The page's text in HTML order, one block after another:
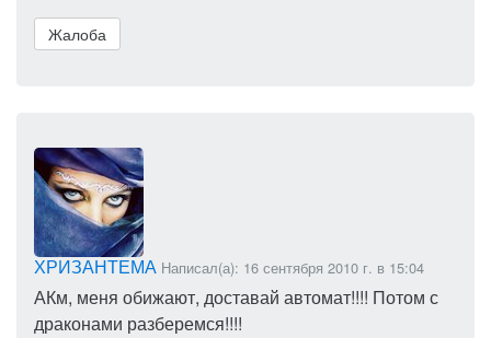
Жалоба
ХРИЗАНТЕМА Написал(а): 16 сентября 2010 г. в 15:04
АКм, меня обижают, доставай автомат!!!! Потом с
драконами разберемся!!!!